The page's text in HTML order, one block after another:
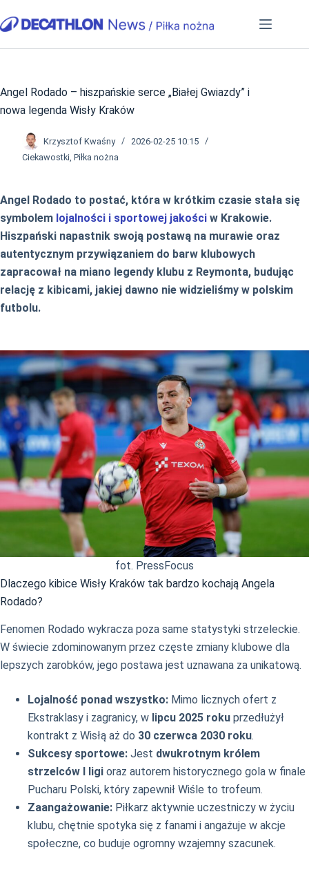
do
Angel Rodado – hiszpańskie serce „Białej Gwiazdy” i
nowa legenda Wisły Kraków
Krzysztof Kwaśny
2026-02-25 10:15
Ciekawostki, Piłka nożna
Angel Rodado to postać, która w krótkim czasie stała się
symbolem lojalności i sportowej jakości w Krakowie.
Hiszpański napastnik swoją postawą na murawie oraz
autentycznym przywiązaniem do barw klubowych
zapracował na miano legendy klubu z Reymonta, budując
relację z kibicami, jakiej dawno nie widzieliśmy w polskim
futbolu.
fot. PressFocus
Dlaczego kibice Wisły Kraków tak bardzo kochają Angela
Rodado?
Fenomen Rodado wykracza poza same statystyki strzeleckie.
W świecie zdominowanym przez częste zmiany klubowe dla
lepszych zarobków, jego postawa jest uznawana za unikatową.
Lojalność ponad wszystko: Mimo licznych ofert z
Ekstraklasy i zagranicy, w lipcu 2025 roku przedłużył
kontrakt z Wisłą aż do 30 czerwca 2030 roku.
Sukcesy sportowe: Jest dwukrotnym królem
strzelców I ligi oraz autorem historycznego gola w finale
Pucharu Polski, który zapewnił Wiśle to trofeum.
Zaangażowanie: Piłkarz aktywnie uczestniczy w życiu
klubu, chętnie spotyka się z fanami i angażuje w akcje
społeczne, co buduje ogromny wzajemny szacunek.